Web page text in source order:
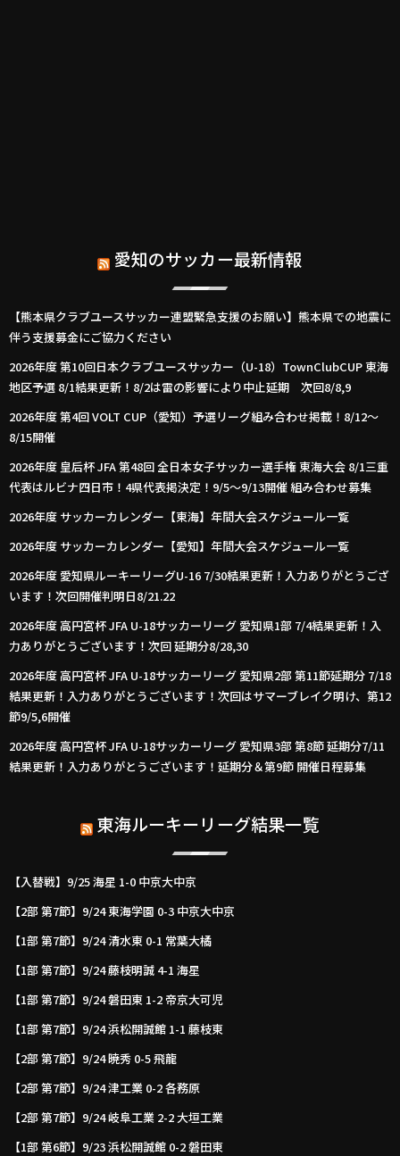
愛知のサッカー最新情報
【熊本県クラブユースサッカー連盟緊急支援のお願い】熊本県での地震に
伴う支援募金にご協力ください
2026年度 第10回日本クラブユースサッカー（U-18）TownClubCUP 東海
地区予選 8/1結果更新！8/2は雷の影響により中止延期 次回8/8,9
2026年度 第4回 VOLT CUP（愛知）予選リーグ組み合わせ掲載！8/12～
8/15開催
2026年度 皇后杯 JFA 第48回 全日本女子サッカー選手権 東海大会 8/1三重
代表はルビナ四日市！4県代表掲決定！9/5～9/13開催 組み合わせ募集
2026年度 サッカーカレンダー【東海】年間大会スケジュール一覧
2026年度 サッカーカレンダー【愛知】年間大会スケジュール一覧
2026年度 愛知県ルーキーリーグU-16 7/30結果更新！入力ありがとうござ
います！次回開催判明日8/21.22
2026年度 高円宮杯 JFA U-18サッカーリーグ 愛知県1部 7/4結果更新！入
力ありがとうございます！次回 延期分8/28,30
2026年度 高円宮杯 JFA U-18サッカーリーグ 愛知県2部 第11節延期分 7/18
結果更新！入力ありがとうございます！次回はサマーブレイク明け、第12
節9/5,6開催
2026年度 高円宮杯 JFA U-18サッカーリーグ 愛知県3部 第8節 延期分7/11
結果更新！入力ありがとうございます！延期分＆第9節 開催日程募集
東海ルーキーリーグ結果一覧
【入替戦】9/25 海星 1-0 中京大中京
【2部 第7節】9/24 東海学園 0-3 中京大中京
【1部 第7節】9/24 清水東 0-1 常葉大橘
【1部 第7節】9/24 藤枝明誠 4-1 海星
【1部 第7節】9/24 磐田東 1-2 帝京大可児
【1部 第7節】9/24 浜松開誠館 1-1 藤枝東
【2部 第7節】9/24 暁秀 0-5 飛龍
【2部 第7節】9/24 津工業 0-2 各務原
【2部 第7節】9/24 岐阜工業 2-2 大垣工業
【1部 第6節】9/23 浜松開誠館 0-2 磐田東